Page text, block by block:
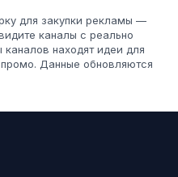
для закупки рекламы —
каналы с реально
находят идеи для
Данные обновляются